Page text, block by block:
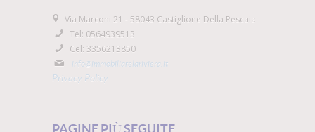
Via Marconi 21 - 58043 Castiglione Della Pescaia
Tel: 0564939513
Cel: 3356213850
info@immobiliarelariviera.it
Privacy Policy